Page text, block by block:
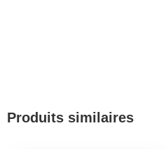
Produits similaires